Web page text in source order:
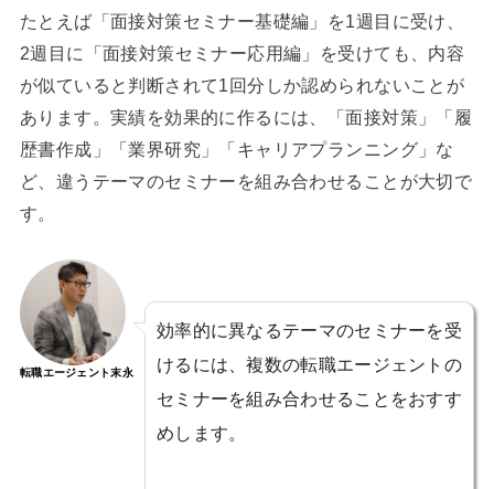
たとえば「面接対策セミナー基礎編」を1週目に受け、
2週目に「面接対策セミナー応用編」を受けても、内容
が似ていると判断されて1回分しか認められないことが
あります。実績を効果的に作るには、「面接対策」「履
歴書作成」「業界研究」「キャリアプランニング」な
ど、違うテーマのセミナーを組み合わせることが大切で
す。
転職エージェント末永
効率的に異なるテーマのセミナーを受
けるには、複数の転職エージェントの
セミナーを組み合わせることをおすす
めします。